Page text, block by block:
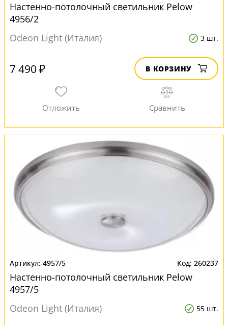
Настенно-потолочный светильник Pelow
4956/2
Odeon Light (Италия)
3 шт.
7 490 ₽ В КОРЗИНУ
4957/5 260237
Настенно-потолочный светильник Pelow
4957/5
Odeon Light (Италия)
55 шт.